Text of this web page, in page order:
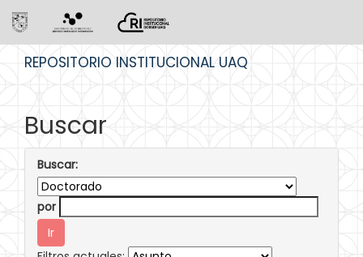
REPOSITORIO INSTITUCIONAL UAQ
Buscar
Buscar:
por